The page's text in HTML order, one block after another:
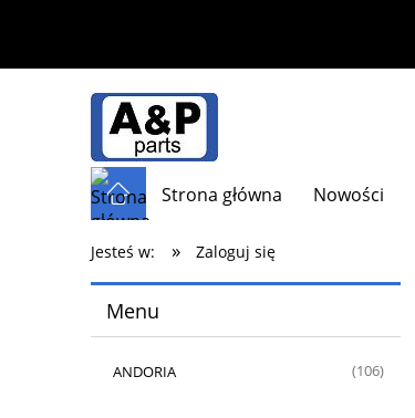
Strona główna Nowości
Jesteś w: » Zaloguj się
Menu
ANDORIA (106)